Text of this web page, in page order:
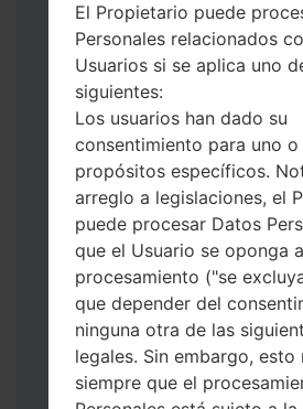
Presione y mantenga
tecla de Encendido, el
volumen y la tecla de
Presione y mantenga
teclas de Subir y de
luego conecte un cable
Presione y mantenga
tecla de Encendido, el
volumen y la tecla de
Conecte un cable
mantenga presionados
y la tecla de Bajar
Presione y mantenga
tecla de Encendido y el
volumen.
El Propietario puede
Personales relacionados
Usuarios si se aplica uno
siguientes:
Los usuarios han dado su
consentimiento para uno o
propósitos específicos.
arreglo a legislaciones, el
puede procesar Datos
que el Usuario se oponga
procesamiento ("se
que depender del
ninguna otra de las
legales. Sin embargo, esto
siempre que el